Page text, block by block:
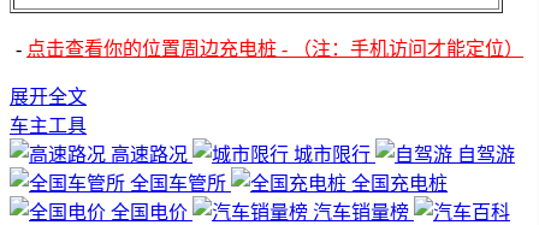
- 点击查看你的位置周边充电桩 - （注：手机访问才能定位）
展开全文
车主工具
高速路况
城市限行
自驾游
全国车管所
全国充电桩
全国电价
汽车销量榜